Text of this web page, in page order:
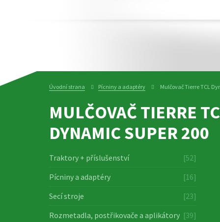
Úvodní strana Pícniny a adaptéry Mulčovač Tierre TCL
MULČOVAČ TIERRE
DYNAMIC SUPER 200
Traktory + příslušenství
[52]
Pícniny a adaptéry
[16]
Secí stroje
[23]
Rozmetadla, postřikovače a aplikátory [39]